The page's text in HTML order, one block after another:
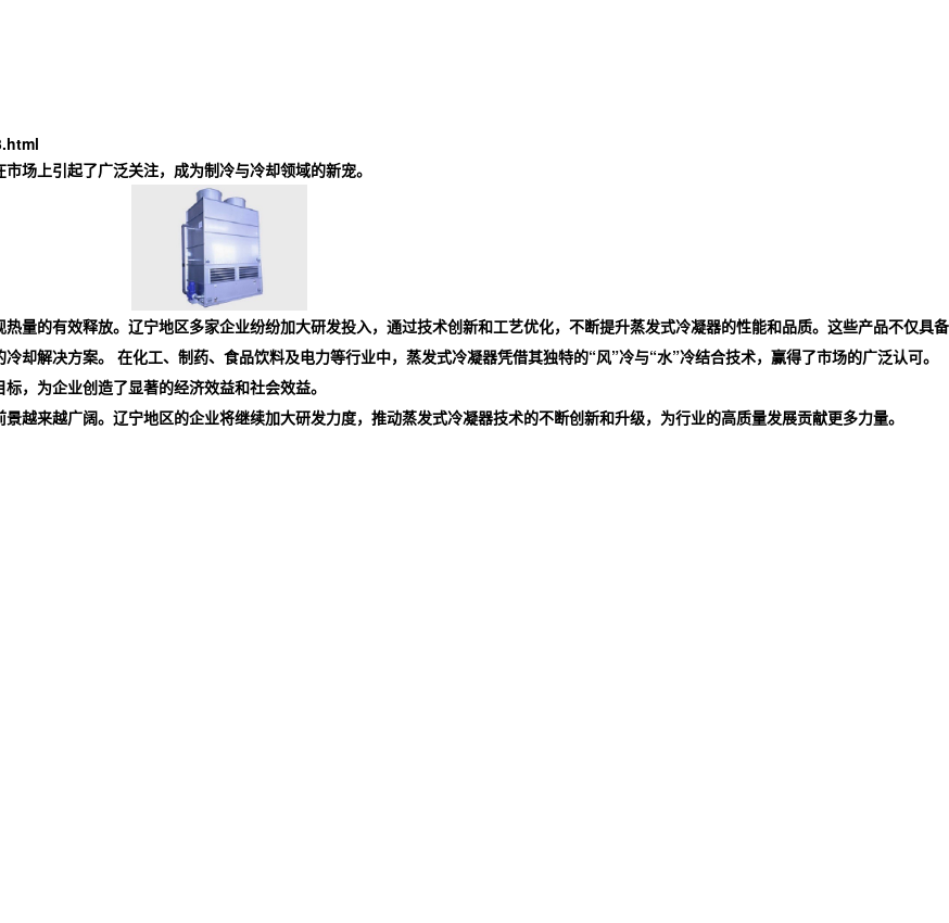
场上引起了广泛关注，成为制冷与冷却领域的新宠。
量的有效释放。辽宁地区多家企业纷纷加大研发投入，通过技术创新和工艺优化，不断提升蒸发式冷凝器的性能和品质。这些产品不仅具备
却解决方案。 在化工、制药、食品饮料及电力等行业中，蒸发式冷凝器凭借其独特的“风”冷与“水”冷结合技术，赢得了市场的广泛认可。
，为企业创造了显著的经济效益和社会效益。
越来越广阔。辽宁地区的企业将继续加大研发力度，推动蒸发式冷凝器技术的不断创新和升级，为行业的高质量发展贡献更多力量。